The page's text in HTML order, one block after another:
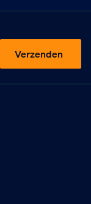
Verzenden